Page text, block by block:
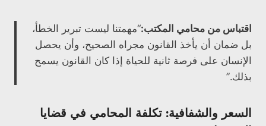
اقتباس من محامي المكتب:“مهمتنا ليست تبرير الخطأ،
بل ضمان أن يأخذ القانون مجراه الصحيح، وأن يحصل
الإنسان على فرصة ثانية للحياة إذا كان القانون يسمح
بذلك.”
السعر والشفافية: تكلفة المحامي في قضايا